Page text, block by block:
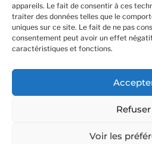
appareils. Le fait de consentir à ces
traiter des données telles que le
uniques sur ce site. Le fait de ne pas
consentement peut avoir un effet
caractéristiques et fonctions.
Refuser
Voir les